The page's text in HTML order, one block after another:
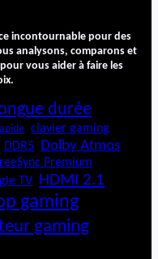
incontournable pour des
analysons, comparons et
vous aider à faire les
durée
clavier gaming
DDR5 Dolby Atmos
Premium
TV HDMI 2.1
gaming
gaming